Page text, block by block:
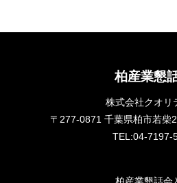
柏産業懇
株式会社クオリ
〒277-0871 千葉県柏市若柴
TEL:04-7197-
柏産業懇話会